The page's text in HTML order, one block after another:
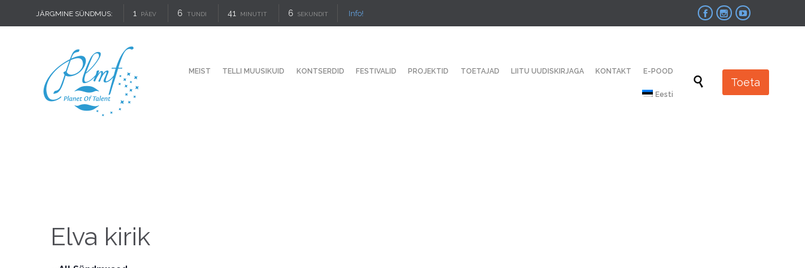
JÄRGMINE SÜNDMUS: 1 PÄEV 6 TUNDI 41 MINUTIT 5 SEKUNDIT Info!   
content
MEIST TELLI MUUSIKUID KONTSERDID FESTIVALID PROJEKTID TOETAJAD LIITU UUDISKIRJAGA KONTAKT E-POOD
Eesti
 Toeta
Elva kirik